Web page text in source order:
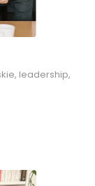
, leadership,